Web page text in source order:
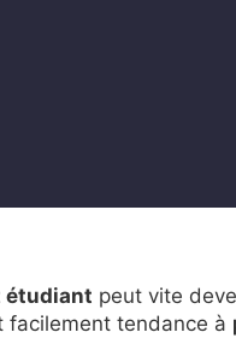
étudiant peut vite
facilement tendance à